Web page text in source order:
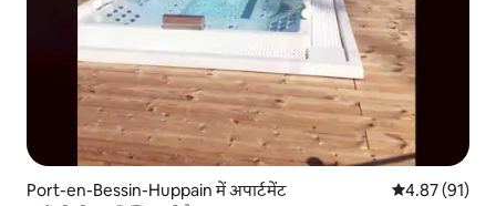
Port-en-Bessin-Huppain में अपार्टमेंट औसत रेटिंग 5 में
4.87 (91)